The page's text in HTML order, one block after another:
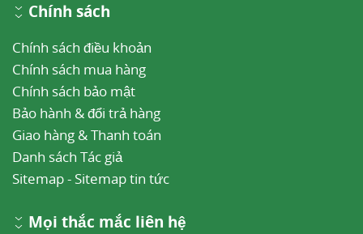
Chính sách
Chính sách điều khoản
Chính sách mua hàng
Chính sách bảo mật
Bảo hành & đổi trả hàng
Giao hàng & Thanh toán
Danh sách Tác giả
Sitemap- Sitemap tin tức
Mọi thắc mắc liên hệ